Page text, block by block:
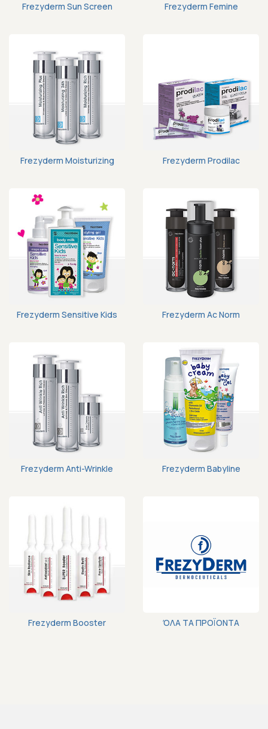
Frezyderm Sun Screen Frezyderm Femine
Frezyderm Moisturizing Frezyderm Prodilac
Frezyderm Sensitive Kids Frezyderm Ac Norm
Frezyderm Anti-Wrinkle Frezyderm Babyline
Frezyderm Booster
ΌΛΑ ΤΑ ΠΡΟΪΟΝΤΑ
Frezyderm
ΌΛΑ ΤΑ ΠΡΟΪΟΝΤΑ